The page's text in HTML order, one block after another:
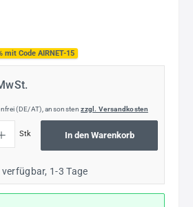
mit Code AIRNET-15
(DE/AT), ansonstenzzgl. Versandkosten
Stk In den Warenkorb
1-3 Tage